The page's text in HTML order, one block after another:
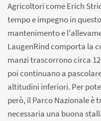
Agricoltori come Erich
tempo e impegno in
mantenimento e
LaugenRind comporta la
manzi trascorrono circa
poi continuano a
altitudini inferiori. Per
però, il Parco Nazionale è
necessaria una buona